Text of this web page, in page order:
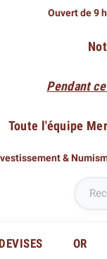
Ouvert de 9
Pendant
Toute l'équipe
&
DEVISES OR